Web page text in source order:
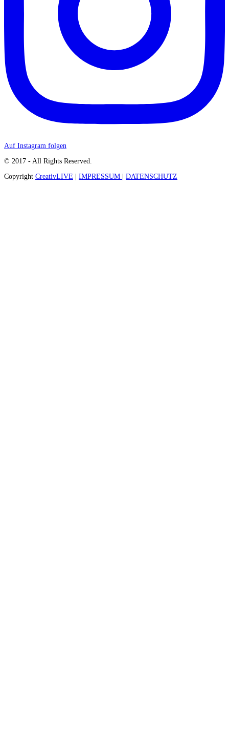
Auf Instagram folgen
© 2017 - All Rights Reserved.
Copyright CreativLIVE IMPRESSUM DATENSCHUTZ